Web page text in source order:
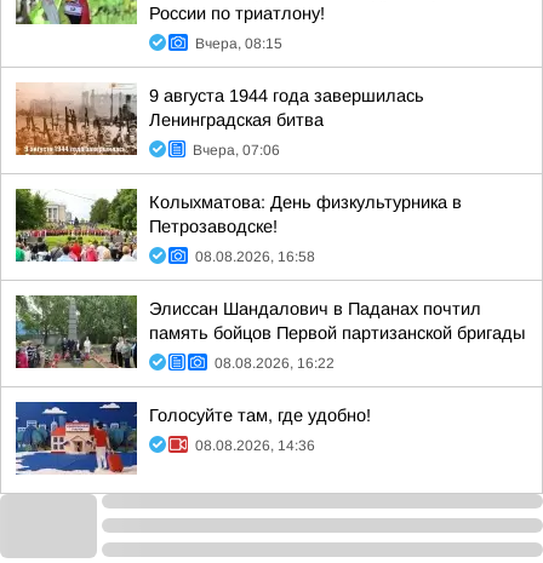
России по триатлону!
Вчера, 08:15
9 августа 1944 года завершилась
Ленинградская битва
Вчера, 07:06
Колыхматова: День физкультурника в
Петрозаводске!
08.08.2026, 16:58
Элиссан Шандалович в Паданах почтил
память бойцов Первой партизанской бригады
08.08.2026, 16:22
Голосуйте там, где удобно!
08.08.2026, 14:36